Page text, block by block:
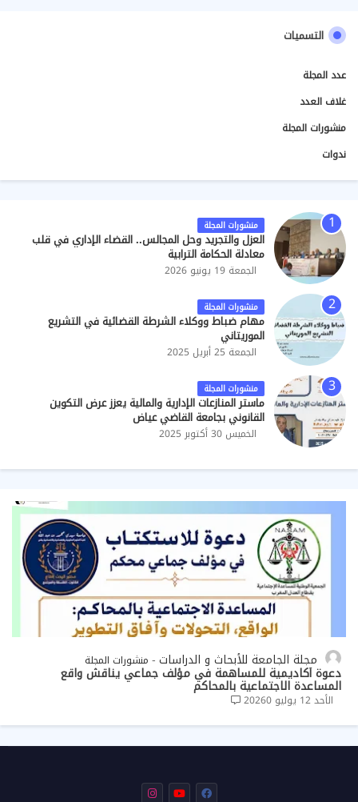
التسميات
عدد المجلة
غلاف العدد
منشورات المجلة
ندوات
منشورات المجلة
العزل والتجريد وحل المجالس.. القضاء الإداري في قلب
معادلة الحكامة الترابية
الجمعة 19 يونيو 2026
منشورات المجلة
مهام ضباط ووكلاء الشرطة القضائية في التشريع
الموريتاني
الجمعة 25 أبريل 2025
منشورات المجلة
ماستر المنازعات الإدارية والمالية يعزز عرض التكوين
القانوني بجامعة القاضي عياض
الخميس 30 أكتوبر 2025
مجلة الجامعة للأبحاث و الدراسات منشورات المجلة
دعوة أكاديمية للمساهمة في مؤلف جماعي يناقش واقع
المساعدة الاجتماعية بالمحاكم
الأحد 12 يوليو 2026 0